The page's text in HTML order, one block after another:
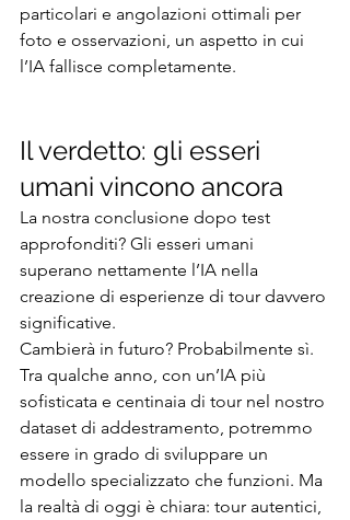
particolari e angolazioni ottimali per
foto e osservazioni, un aspetto in cui
l’IA fallisce completamente.
Il verdetto: gli esseri
umani vincono ancora
La nostra conclusione dopo test
approfonditi? Gli esseri umani
superano nettamente l’IA nella
creazione di esperienze di tour davvero
significative.
Cambierà in futuro? Probabilmente sì.
Tra qualche anno, con un’IA più
sofisticata e centinaia di tour nel nostro
dataset di addestramento, potremmo
essere in grado di sviluppare un
modello specializzato che funzioni. Ma
la realtà di oggi è chiara: tour autentici,